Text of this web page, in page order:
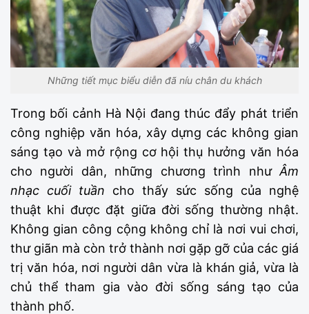
Những tiết mục biểu diễn đã níu chân du khách
Trong bối cảnh Hà Nội đang thúc đẩy phát triển
công nghiệp văn hóa, xây dựng các không gian
sáng tạo và mở rộng cơ hội thụ hưởng văn hóa
cho người dân, những chương trình như Âm
nhạc cuối tuần cho thấy sức sống của nghệ
thuật khi được đặt giữa đời sống thường nhật.
Không gian công cộng không chỉ là nơi vui chơi,
thư giãn mà còn trở thành nơi gặp gỡ của các giá
trị văn hóa, nơi người dân vừa là khán giả, vừa là
chủ thể tham gia vào đời sống sáng tạo của
thành phố.